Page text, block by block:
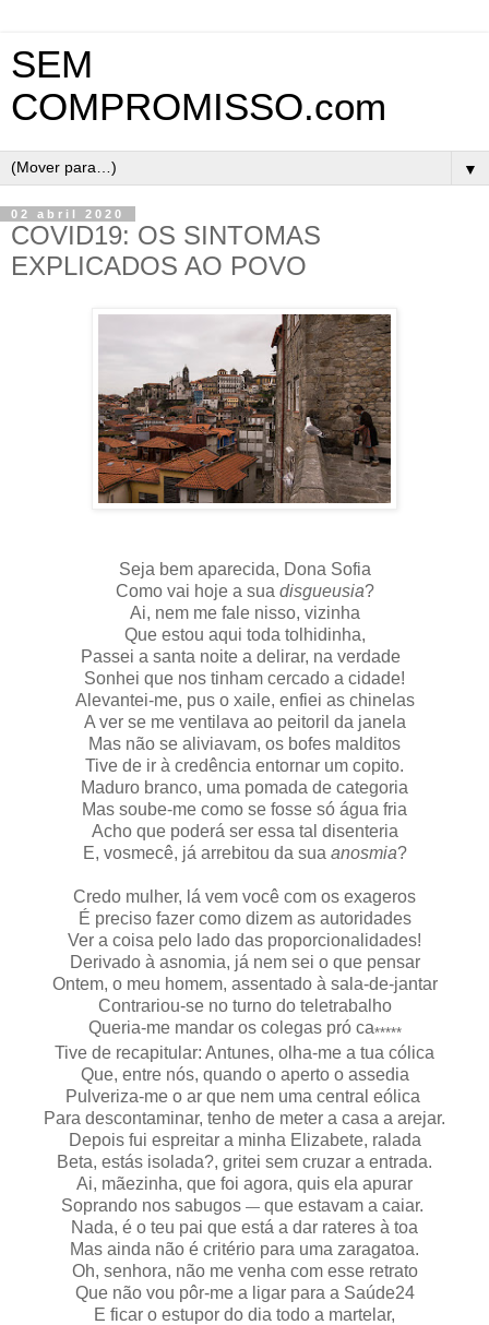
SEM
COMPROMISSO.com
▼
02 abril 2020
COVID19: OS SINTOMAS
EXPLICADOS AO POVO
Seja bem aparecida, Dona Sofia
Como vai hoje a sua disgueusia?
Ai, nem me fale nisso, vizinha
Que estou aqui toda tolhidinha,
Passei a santa noite a delirar, na verdade
Sonhei que nos tinham cercado a cidade!
Alevantei-me, pus o xaile, enfiei as chinelas
A ver se me ventilava ao peitoril da janela
Mas não se aliviavam, os bofes malditos
Tive de ir à credência entornar um copito.
Maduro branco, uma pomada de categoria
Mas soube-me como se fosse só água fria
Acho que poderá ser essa tal disenteria
E, vosmecê, já arrebitou da sua anosmia?
Credo mulher, lá vem você com os exageros
É preciso fazer como dizem as autoridades
Ver a coisa pelo lado das proporcionalidades!
Derivado à asnomia, já nem sei o que pensar
Ontem, o meu homem, assentado à sala-de-jantar
Contrariou-se no turno do teletrabalho
Queria-me mandar os colegas pró ca*****
Tive de recapitular: Antunes, olha-me a tua cólica
Que, entre nós, quando o aperto o assedia
Pulveriza-me o ar que nem uma central eólica
Para descontaminar, tenho de meter a casa a arejar.
Depois fui espreitar a minha Elizabete, ralada
Beta, estás isolada?, gritei sem cruzar a entrada.
Ai, mãezinha, que foi agora, quis ela apurar
Soprando nos sabugos — que estavam a caiar.
Nada, é o teu pai que está a dar rateres à toa
Mas ainda não é critério para uma zaragatoa.
Oh, senhora, não me venha com esse retrato
Que não vou pôr-me a ligar para a Saúde24
E ficar o estupor do dia todo a martelar,